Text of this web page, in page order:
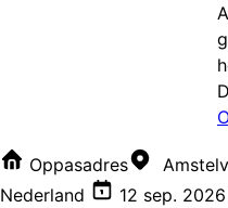
Oppasadres
Nederland
12 sep. 2026